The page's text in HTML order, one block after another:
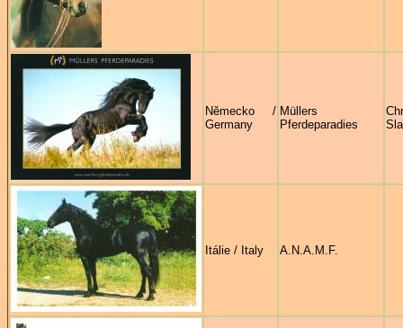
Německo /
Germany
Müllers
Pferdeparadies
Itálie / Italy A.N.A.M.F.